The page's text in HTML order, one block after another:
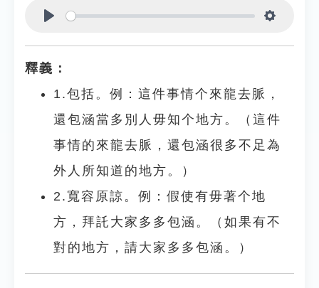
釋義：
1.包括。例：這件事情个來龍去脈，
還包涵當多別人毋知个地方。（這件
事情的來龍去脈，還包涵很多不足為
外人所知道的地方。）
2.寬容原諒。例：假使有毋著个地
方，拜託大家多多包涵。（如果有不
對的地方，請大家多多包涵。）